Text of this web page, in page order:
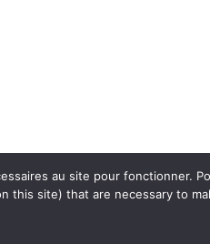
au site pour fonctionner.
site) that are necessary to